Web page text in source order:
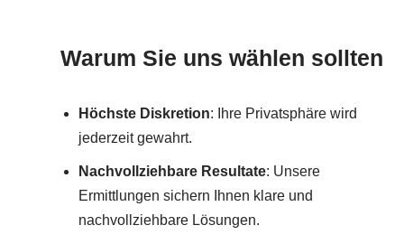
Warum Sie uns wählen sollten
Höchste Diskretion: Ihre Privatsphäre wird
jederzeit gewahrt.
Nachvollziehbare Resultate: Unsere
Ermittlungen sichern Ihnen klare und
nachvollziehbare Lösungen.